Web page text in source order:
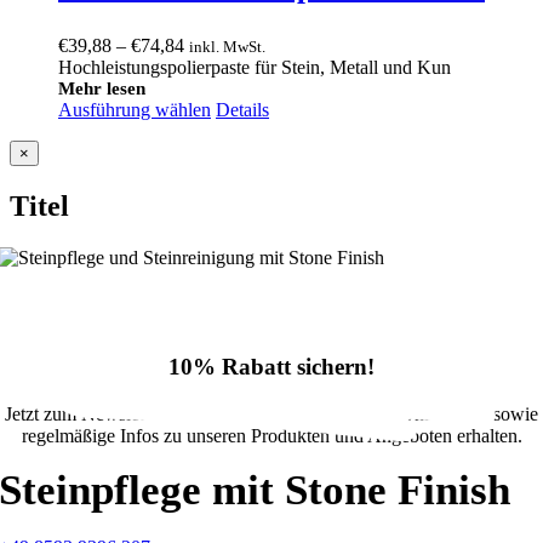
€39,88 – €74,84Preisspanne:
€39,88
€74,84
inkl. MwSt.
Hochleistungspolierpaste für Stein, Metall und Kun
Mehr lesen
Ausführung wählen Details
Close
product
view
×
Titel
10% Rabatt sichern!
Jetzt zum Newsletter anmelden und 10% Rabatt im Onlineshop sowie
regelmäßige Infos zu unseren Produkten und Angeboten erhalten.
Steinpflege mit Stone Finish